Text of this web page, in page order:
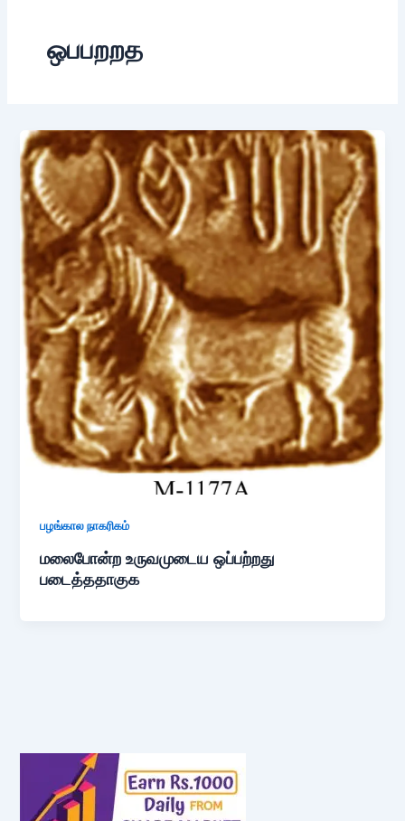
ஒபபறறத
பழங்கால நாகரிகம்
மலைபோன்ற உருவமுடைய ஒப்பற்றது
படைத்ததாகுக